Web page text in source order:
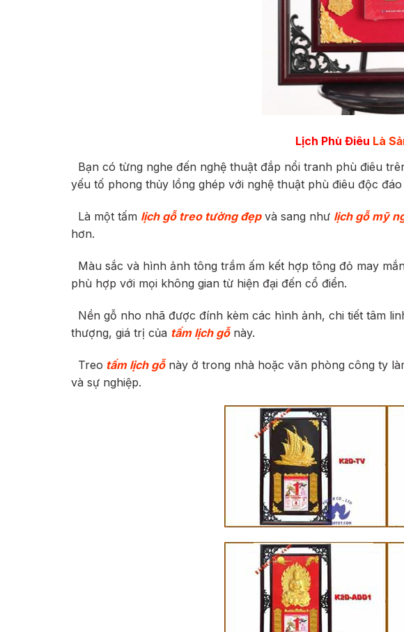
Lịch Phù Điêu Là
Bạn có từng nghe đến nghệ thuật đắp nổi tranh phù điêu
yếu tố phong thủy lồng ghép với nghệ thuật phù điêu độc
Là một tấm lịch gỗ treo tường đẹpvà sang như lịch gỗ mỹ
hơn.
Màu sắc và hình ảnh tông trầm ấm kết hợp tông đỏ may
phù hợp với mọi không gian từ hiện đại đến cổ điển.
Nền gỗ nho nhã được đính kèm các hình ảnh, chi tiết tâm
thượng, giá trị của tấm lịch gỗnày.
Treo tấm lịch gỗnày ở trong nhà hoặc văn phòng công ty
và sự nghiệp.